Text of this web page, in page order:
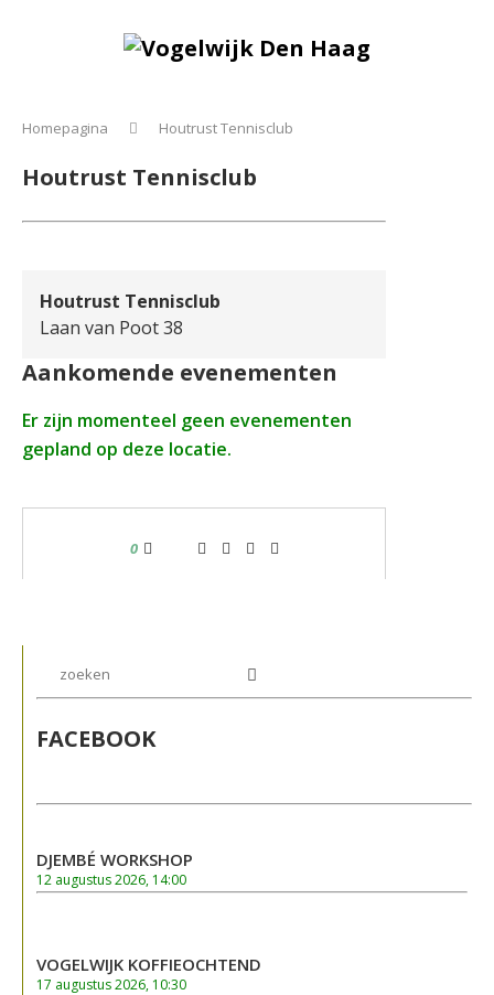
Homepagina Houtrust Tennisclub
Houtrust Tennisclub
Houtrust Tennisclub
Laan van Poot 38
Aankomende evenementen
Er zijn momenteel geen evenementen
gepland op deze locatie.
0
FACEBOOK
DJEMBÉ WORKSHOP
12 augustus 2026, 14:00
VOGELWIJK KOFFIEOCHTEND
17 augustus 2026, 10:30